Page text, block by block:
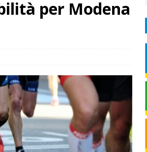
per Modena